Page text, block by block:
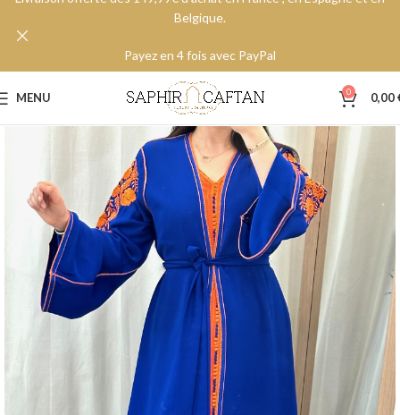
MENU 0 0,00
Belgique.
Payez en 4 fois avec PayPal